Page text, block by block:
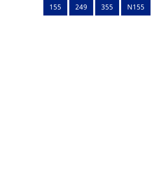
155 249 355 N155